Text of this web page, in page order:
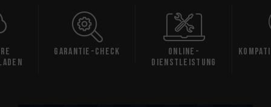
Garantie-Check
Online-
Dienstleistung